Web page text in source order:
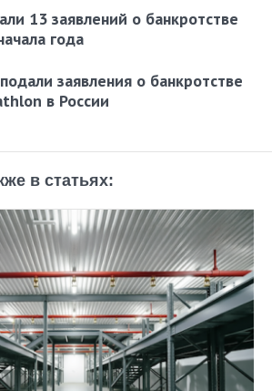
13 заявлений о банкротстве
года
заявления о банкротстве
в России
в статьях: